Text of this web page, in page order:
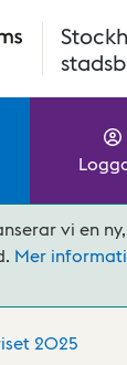
vi en
Mer
2025